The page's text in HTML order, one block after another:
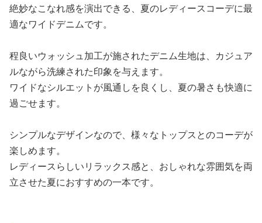
絶妙なこなれ感を演出できる、夏のレディースコーデに最
適なワイドデニムです。
程良いウォッシュ加工が施されたデニム生地は、カジュア
ルながら洗練された印象を与えます。
ワイドなシルエットが風通しを良くし、夏の暑さも快適に
過ごせます。
シンプルなデザインなので、様々なトップスとのコーデが
楽しめます。
レディースらしいリラックス感と、おしゃれな雰囲気を両
立させた夏におすすめの一本です。